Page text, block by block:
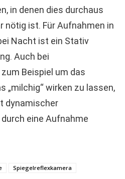
in denen dies durchaus
nötig ist. Für Aufnahmen in
Nacht ist ein Stativ
Auch bei
Beispiel um das
„milchig“ wirken zu lassen,
dynamischer
eine Aufnahme
Spiegelreflexkamera